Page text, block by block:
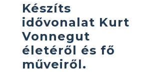
Készíts
idővonalat Kurt
Vonnegut
életéről és fő
műveiről.